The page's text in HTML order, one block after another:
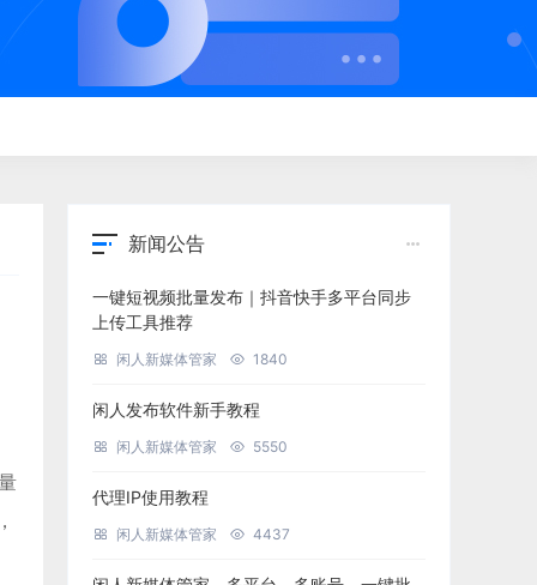
新闻公告
一键短视频批量发布｜抖音快手多平台同步
上传工具推荐
闲人新媒体管家 1840
闲人发布软件新手教程
闲人新媒体管家 5550
代理IP使用教程
闲人新媒体管家 4437